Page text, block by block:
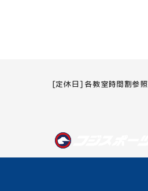
[定休日] 各教室時間割参照